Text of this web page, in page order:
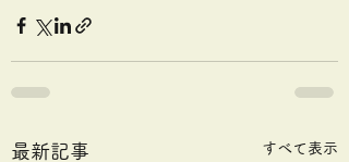
最新記事 すべて表示